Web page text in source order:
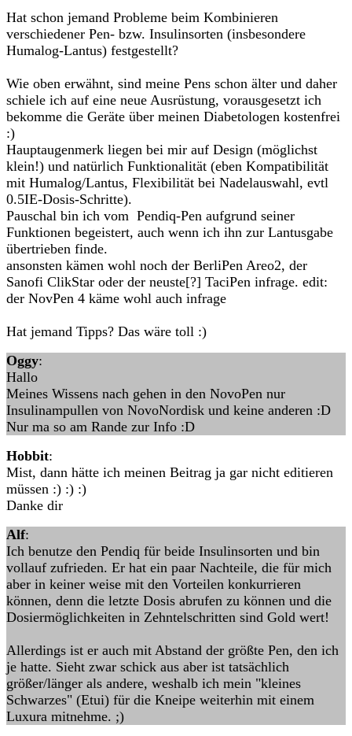
Hat schon jemand Probleme beim Kombinieren
verschiedener Pen- bzw. Insulinsorten (insbesondere
Humalog-Lantus) festgestellt?
Wie oben erwähnt, sind meine Pens schon älter und daher
schiele ich auf eine neue Ausrüstung, vorausgesetzt ich
bekomme die Geräte über meinen Diabetologen kostenfrei
:)
Hauptaugenmerk liegen bei mir auf Design (möglichst
klein!) und natürlich Funktionalität (eben Kompatibilität
mit Humalog/Lantus, Flexibilität bei Nadelauswahl, evtl
0.5IE-Dosis-Schritte).
Pauschal bin ich vom Pendiq-Pen aufgrund seiner
Funktionen begeistert, auch wenn ich ihn zur Lantusgabe
übertrieben finde.
ansonsten kämen wohl noch der BerliPen Areo2, der
Sanofi ClikStar oder der neuste[?] TaciPen infrage. edit:
der NovPen 4 käme wohl auch infrage
Hat jemand Tipps? Das wäre toll :)
Oggy:
Hallo
Meines Wissens nach gehen in den NovoPen nur
Insulinampullen von NovoNordisk und keine anderen :D
Nur ma so am Rande zur Info :D
Hobbit:
Mist, dann hätte ich meinen Beitrag ja gar nicht editieren
müssen :) :) :)
Danke dir
Alf:
Ich benutze den Pendiq für beide Insulinsorten und bin
vollauf zufrieden. Er hat ein paar Nachteile, die für mich
aber in keiner weise mit den Vorteilen konkurrieren
können, denn die letzte Dosis abrufen zu können und die
Dosiermöglichkeiten in Zehntelschritten sind Gold wert!
Allerdings ist er auch mit Abstand der größte Pen, den ich
je hatte. Sieht zwar schick aus aber ist tatsächlich
größer/länger als andere, weshalb ich mein "kleines
Schwarzes" (Etui) für die Kneipe weiterhin mit einem
Luxura mitnehme. ;)